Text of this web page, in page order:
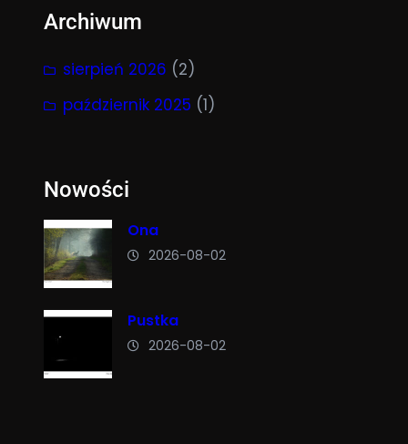
Archiwum
sierpień 2026 (2)
październik 2025 (1)
Nowości
Ona
2026-08-02
Pustka
2026-08-02